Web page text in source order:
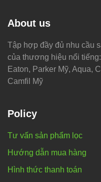
About us
Tập hợp đầy đủ nhu cầu
của thương hiệu nổi
Eaton, Parker Mỹ, Aqua,
Camfil Mỹ
Policy
Tư vấn sản phẩm lọc
Hướng dẫn mua hàng
Hình thức thanh toán